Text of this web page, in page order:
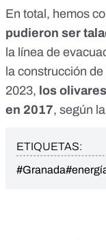
En total, hemos
pudieron ser
la línea de
la construcción
2023, los
en 2017, según
ETIQUETAS:
#Granada